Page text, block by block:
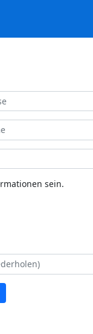
sein.